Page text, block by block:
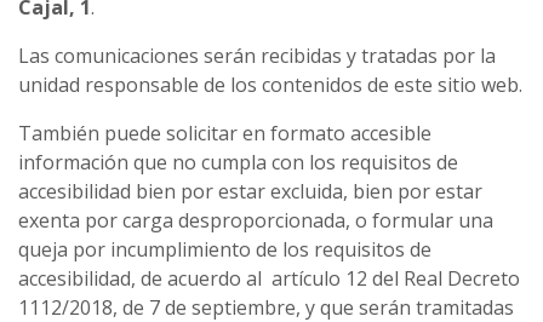
Cajal, 1.
Las comunicaciones serán recibidas y tratadas por la
unidad responsable de los contenidos de este sitio web.
También puede solicitar en formato accesible
información que no cumpla con los requisitos de
accesibilidad bien por estar excluida, bien por estar
exenta por carga desproporcionada, o formular una
queja por incumplimiento de los requisitos de
accesibilidad, de acuerdo al artículo 12 del Real Decreto
1112/2018, de 7 de septiembre, y que serán tramitadas